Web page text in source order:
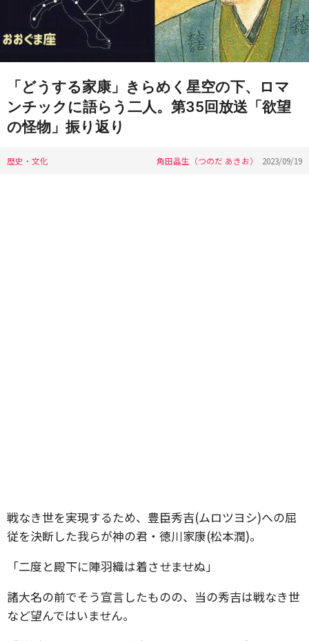
「どうする家康」きらめく星空の下、ロマ
ンチックに語らう二人。第35回放送「欲望
の怪物」振り返り
歴史・文化 角田晶生（つのだ あきお） 2023/09/19
戦なき世を実現するため、豊臣秀吉(ムロツヨシ)への屈
従を決断した我らが神の君・徳川家康(松本潤)。
「二度と殿下に陣羽織は着させませぬ」
諸大名の前でそう宣言したものの、当の秀吉は戦なき世
など望んではいません。